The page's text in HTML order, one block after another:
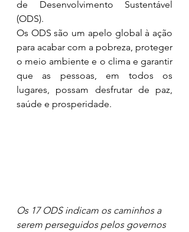
de Desenvolvimento Sustentável
(ODS).
Os ODS são um apelo global à ação
para acabar com a pobreza, proteger
o meio ambiente e o clima e garantir
que as pessoas, em todos os
lugares, possam desfrutar de paz,
saúde e prosperidade.
Os 17 ODS indicam os caminhos a
serem perseguidos pelos governos